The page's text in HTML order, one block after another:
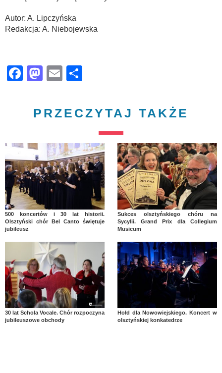
Autor: A. Lipczyńska
Redakcja: A. Niebojewska
Facebook
Mastodon
Email
PRZECZYTAJ TAKŻE
500 koncertów i 30 lat historii.
Olsztyński chór Bel Canto świętuje
jubileusz
Sukces olsztyńskiego chóru na
Sycylii. Grand Prix dla Collegium
Musicum
30 lat Schola Vocale. Chór rozpoczyna
jubileuszowe obchody
Hołd dla Nowowiejskiego. Koncert w
olsztyńskiej konkatedrze